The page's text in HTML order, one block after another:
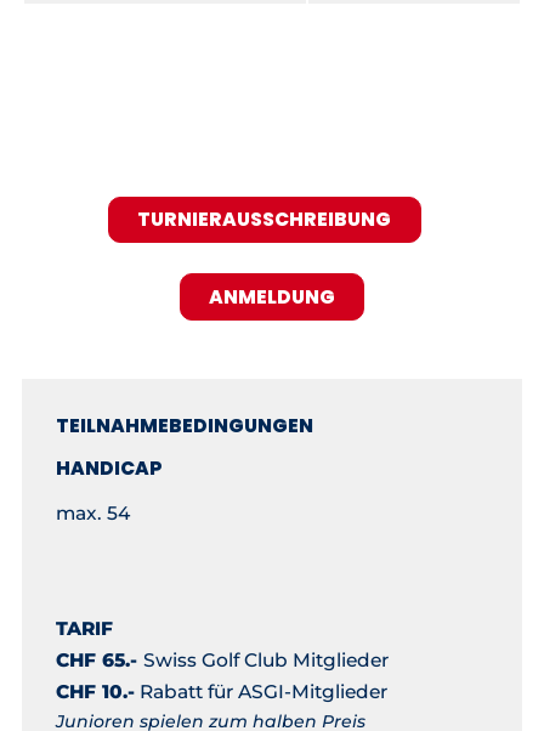
TURNIERAUSSCHREIBUNG
ANMELDUNG
TEILNAHMEBEDINGUNGEN
HANDICAP
max. 54
TARIF
CHF 65.-Swiss Golf Club Mitglieder
CHF 10.- Rabatt für ASGI-Mitglieder
Junioren spielen zum halben Preis